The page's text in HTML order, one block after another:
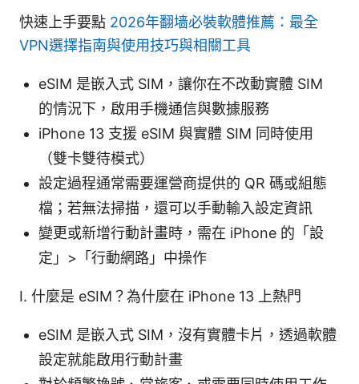
快速上手要點 2026年翻墙必裝軟體推薦：最全
VPN選擇指南與使用技巧與相關工具
eSIM 是嵌入式 SIM，讓你在不改動實體 SIM
的情況下，啟用手機通信與數據服務
iPhone 13 支援 eSIM 與實體 SIM 同時使用
（雙卡雙待模式）
設定過程通常需要運營商提供的 QR 碼或組態
檔；若無法掃描，還可以手動輸入設定資訊
變更或新增行動計畫時，需在 iPhone 的「設
定」>「行動網路」中操作
I. 什麼是 eSIM？為什麼在 iPhone 13 上熱門
eSIM 是嵌入式 SIM，沒有實體卡片，透過軟體
設定就能啟用行動計畫